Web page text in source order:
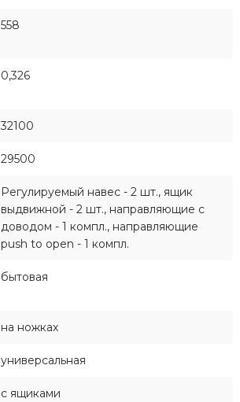
558
0,326
32100
29500
Регулируемый навес - 2 шт., ящик
выдвижной - 2 шт., направляющие с
доводом - 1 компл., направляющие
push to open - 1 компл.
бытовая
на ножках
универсальная
с ящиками